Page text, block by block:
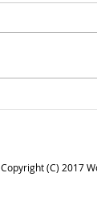
プライバ
Copyright (C) 2017